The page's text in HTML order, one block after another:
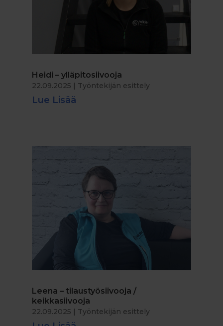
Heidi – ylläpitosiivooja
22.09.2025 | Työntekijän esittely
Lue Lisää
Leena – tilaustyösiivooja /
keikkasiivooja
22.09.2025 | Työntekijän esittely